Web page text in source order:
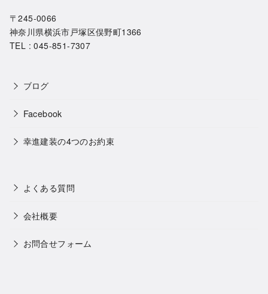
〒245-0066
神奈川県横浜市戸塚区俣野町1366
TEL : 045-851-7307
ブログ
Facebook
幸進建装の4つのお約束
よくある質問
会社概要
お問合せフォーム